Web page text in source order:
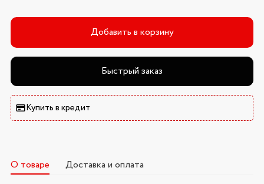
Добавить в корзину
Быстрый заказ
Купить в кредит
О товаре Доставка и оплата